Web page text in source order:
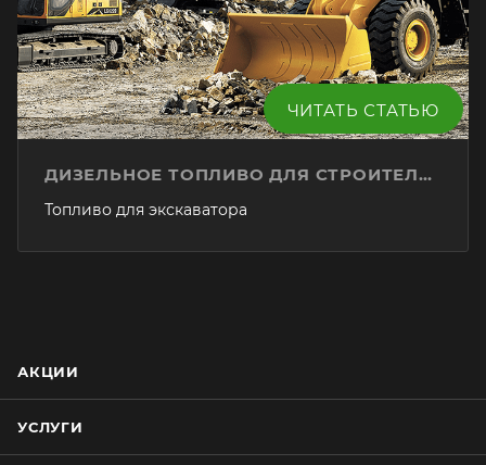
ЧИТАТЬ СТАТЬЮ
ДИЗЕЛЬНОЕ ТОПЛИВО ДЛЯ СТРОИТЕЛЬНОЙ ТЕХНИКИ
Топливо для экскаватора
АКЦИИ
УСЛУГИ